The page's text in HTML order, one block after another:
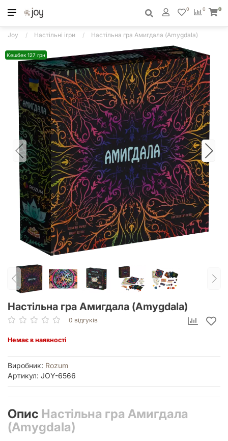
0
0 0
Joy Настільні ігри Настільна гра Амигдала (Amygdala)
Кешбек 127 грн
Настільна гра Амигдала (Amygdala)
0 відгуків
Немає в наявності
Виробник: Rozum
Артикул: JOY-6566
Опис Настільна гра Амигдала
(Amygdala)